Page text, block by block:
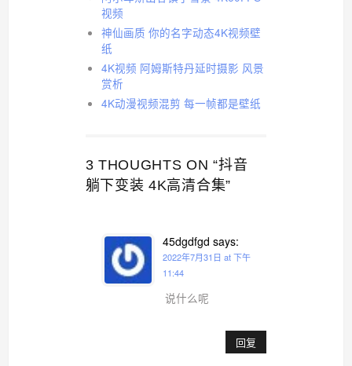
视频
神仙画质 你的名字动态4K视频壁
纸
4K视频 阿姆斯特丹延时摄影 风景
赏析
4K动漫视频混剪 每一帧都是壁纸
3 THOUGHTS ON “抖音
躺下变装 4K高清合集”
45dgdfgd says:
2022年7月31日 at 下午
11:44
说什么呢
回复